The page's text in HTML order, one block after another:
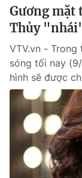
Gương mặt
Thủy
VTV.vn -
sóng tối nay
hình sẽ được